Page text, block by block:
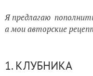
Я предлагаю
а мои авторские
1. КЛУБНИКА